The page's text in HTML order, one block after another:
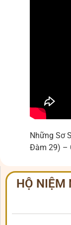
Những Sơ
Đàm 29) –
HỘ NIỆM